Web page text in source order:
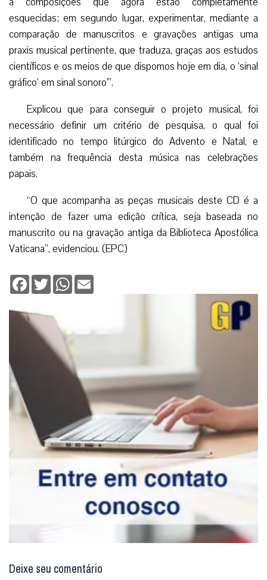
esquecidas; em segundo lugar, experimentar, mediante a
comparação de manuscritos e gravações antigas uma
praxis musical pertinente, que traduza, graças aos estudos
científicos e os meios de que dispomos hoje em dia, o ‘sinal
gráfico’ em sinal sonoro'”.
Explicou que para conseguir o projeto musical, foi
necessário definir um critério de pesquisa, o qual foi
identificado no tempo litúrgico do Advento e Natal, e
também na frequência desta música nas celebrações
papais.
“O que acompanha as peças musicais deste CD é a
intenção de fazer uma edição crítica, seja baseada no
manuscrito ou na gravação antiga da Biblioteca Apostólica
Vaticana”, evidenciou. (EPC)
Facebook
TwitterWhatsApp
Deixe seu comentário